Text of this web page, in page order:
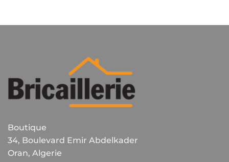
Boutique
34, Boulevard Emir Abdelkader
Oran, Algerie